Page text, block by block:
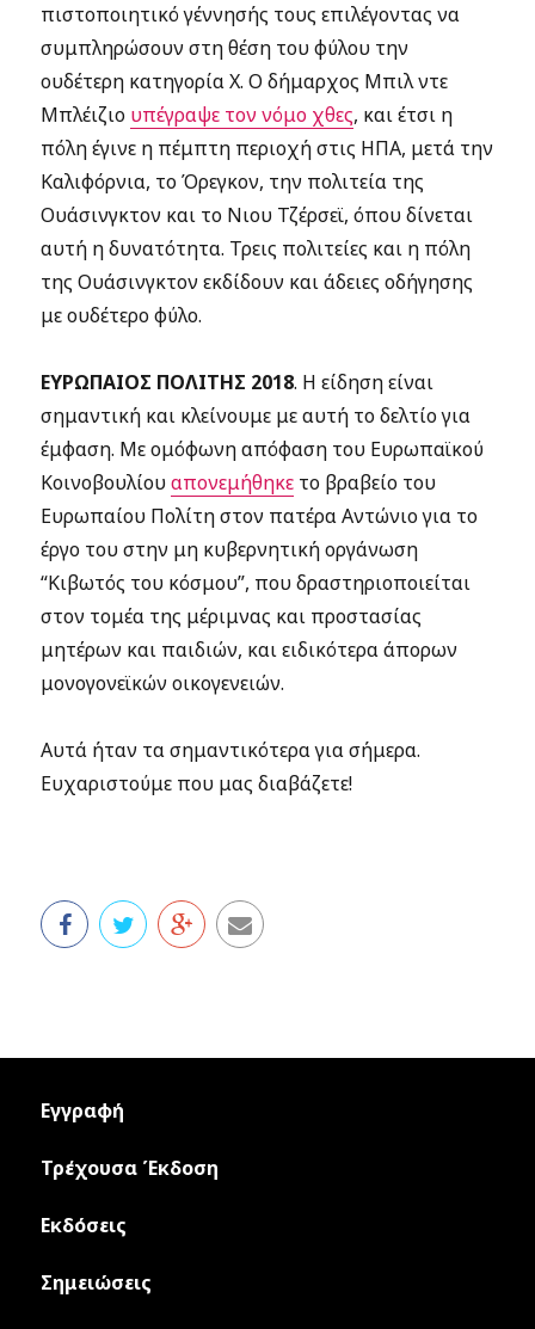
πιστοποιητικό γέννησής τους επιλέγοντας να
συμπληρώσουν στη θέση του φύλου την
ουδέτερη κατηγορία Χ. Ο δήμαρχος Μπιλ ντε
Μπλέιζιο υπέγραψε τον νόμο χθες, και έτσι η
πόλη έγινε η πέμπτη περιοχή στις ΗΠΑ, μετά την
Καλιφόρνια, το Όρεγκον, την πολιτεία της
Ουάσινγκτον και το Νιου Τζέρσεϊ, όπου δίνεται
αυτή η δυνατότητα. Τρεις πολιτείες και η πόλη
της Ουάσινγκτον εκδίδουν και άδειες οδήγησης
με ουδέτερο φύλο.
ΕΥΡΩΠΑΙΟΣ ΠΟΛΙΤΗΣ 2018. H είδηση είναι
σημαντική και κλείνουμε με αυτή το δελτίο για
έμφαση. Με ομόφωνη απόφαση του Ευρωπαϊκού
Κοινοβουλίουαπονεμήθηκε το βραβείο του
Ευρωπαίου Πολίτη στον πατέρα Αντώνιο για το
έργο του στην μη κυβερνητική οργάνωση
“Κιβωτός του κόσμου”, που δραστηριοποιείται
στον τομέα της μέριμνας και προστασίας
μητέρων και παιδιών, και ειδικότερα άπορων
μονογονεϊκών οικογενειών.
Αυτά ήταν τα σημαντικότερα για σήμερα.
Ευχαριστούμε που μας διαβάζετε!
Εγγραφή
Τρέχουσα Έκδοση
Εκδόσεις
Σημειώσεις